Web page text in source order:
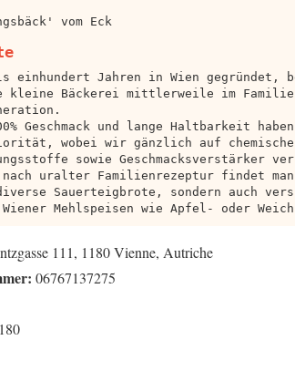
vom Eck
einhundert Jahren in Wien gegründet,
kleine Bäckerei mittlerweile im
Geschmack und lange Haltbarkeit
wobei wir gänzlich auf chemische
sowie Geschmacksverstärker
uralter Familienrezeptur findet
Sauerteigbrote, sondern auch
Mehlspeisen wie Apfel- oder
111, 1180 Vienne, Autriche
06767137275